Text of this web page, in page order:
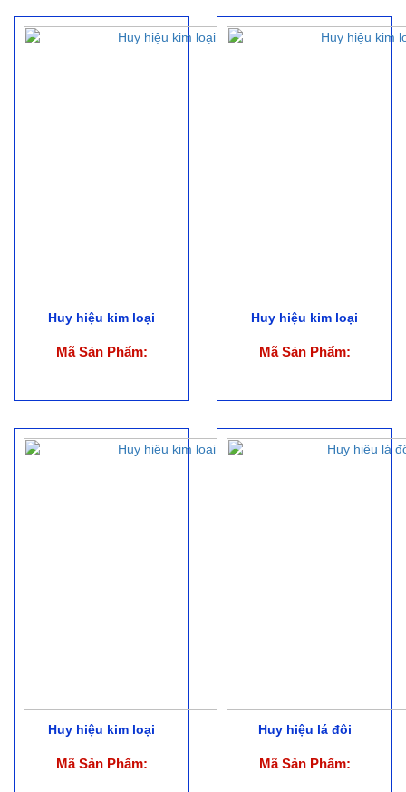
Huy hiệu kim loại
Mã Sản Phẩm:
Huy hiệu kim loại
Mã Sản Phẩm:
Huy hiệu kim loại
Mã Sản Phẩm:
Huy hiệu lá đôi
Mã Sản Phẩm: